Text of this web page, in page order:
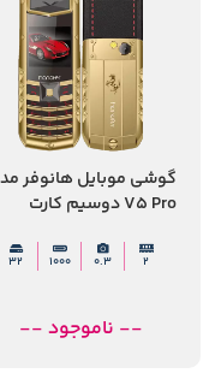
گوشی موبایل هانوفر
V5 Pro دوسیم کارت
2
0.3
1000
32
-- ناموجود --